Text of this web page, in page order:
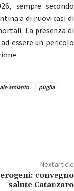
sempre secondo
di nuovi casi di
La presenza di
essere un pericolo
amianto
puglia
Next article
convegno
salute Catanzaro